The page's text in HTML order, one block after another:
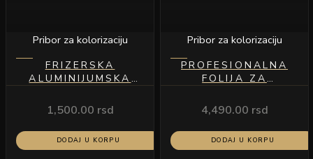
Pribor za kolorizaciju
FRIZERSKA
ALUMINIJUMSKA
400GR
1,500.00 rsd
DODAJ U KORPU
Pribor za kolorizaciju
PROFESIONALNA
FOLIJA ZA
PRAMENOVA
4,490.00 rsd
DODAJ U KORPU